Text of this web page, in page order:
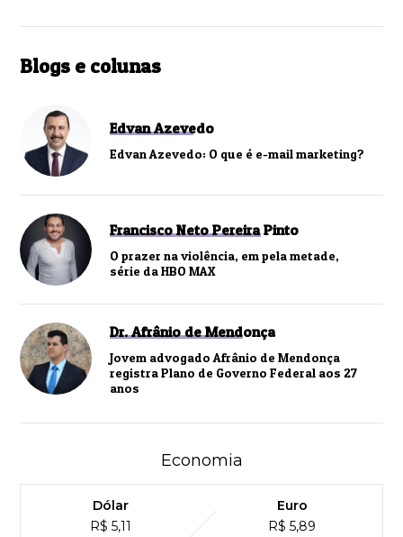
Blogs e colunas
Edvan Azevedo
Edvan Azevedo: O que é e-mail marketing?
Francisco Neto Pereira Pinto
O prazer na violência, em pela metade,
série da HBO MAX
Dr. Afrânio de Mendonça
Jovem advogado Afrânio de Mendonça
registra Plano de Governo Federal aos 27
anos
Economia
Dólar
R$ 5,11
Euro
R$ 5,89